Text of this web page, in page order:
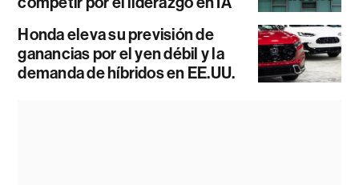
Honda eleva su previsión de
ganancias por el yen débil y la
demanda de híbridos en EE.UU.